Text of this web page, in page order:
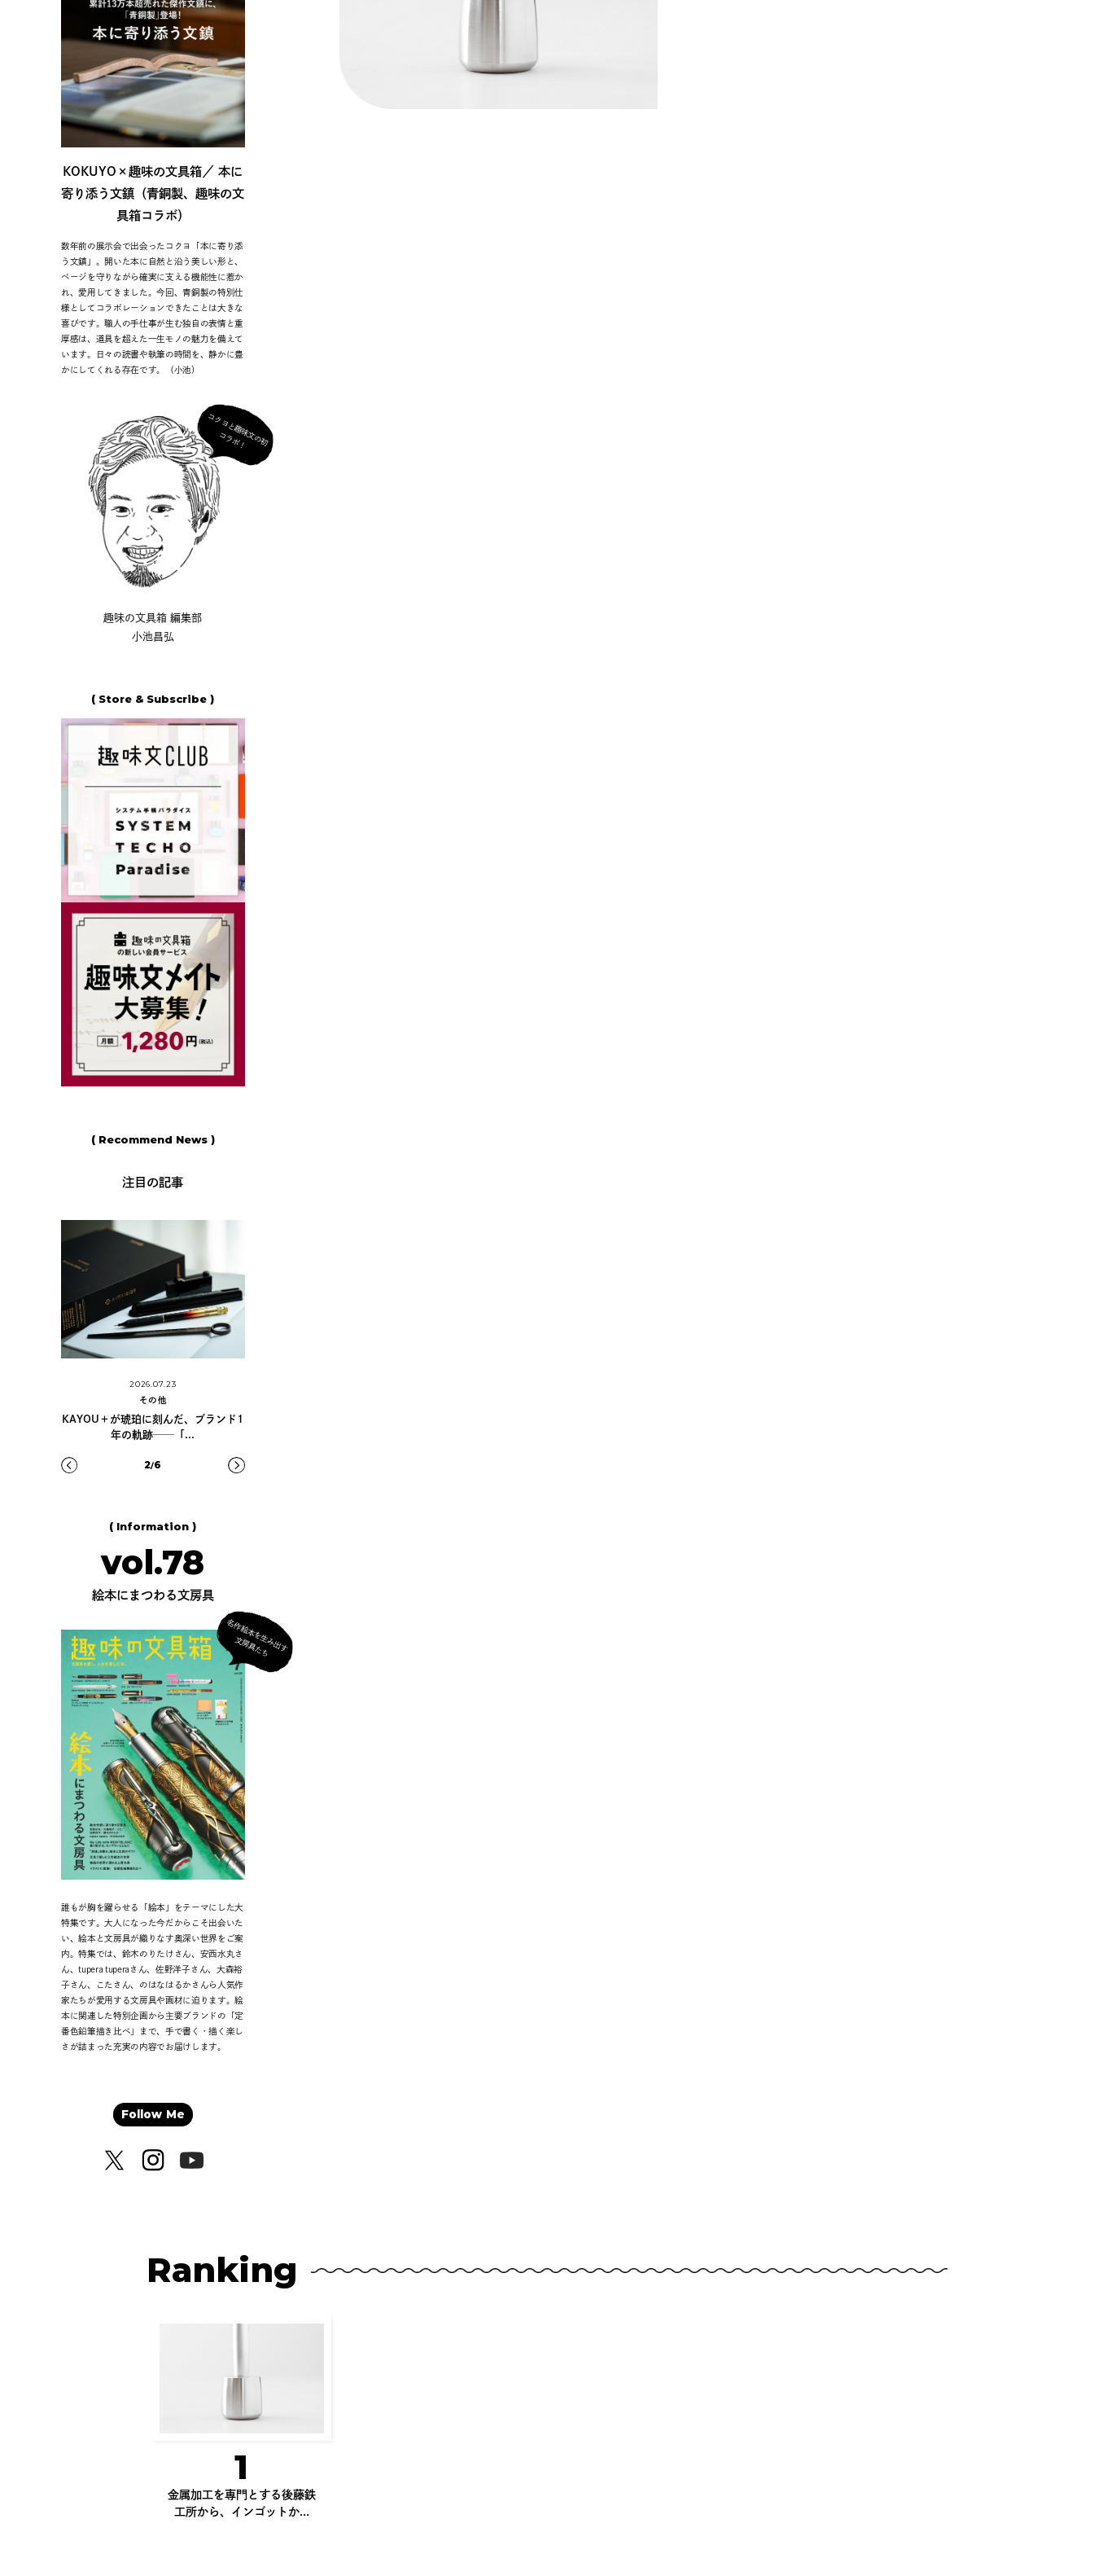
KOKUYO×趣味の文具箱／ 本に
寄り添う文鎮（青銅製、趣味の文
具箱コラボ）
数年前の展示会で出会ったコクヨ「本に寄り添
う文鎮」。開いた本に自然と沿う美しい形と、
ページを守りながら確実に支える機能性に惹か
れ、愛用してきました。今回、青銅製の特別仕
様としてコラボレーションできたことは大きな
喜びです。職人の手仕事が生む独自の表情と重
厚感は、道具を超えた一生モノの魅力を備えて
います。日々の読書や執筆の時間を、静かに豊
かにしてくれる存在です。（小池）
コ
ク
ヨ
と
趣
味
文
の
初
コ
ラ
ボ
！
趣味の文具箱 編集部
小池昌弘
( Store & Subscribe )
( Recommend News )
注目の記事
2026.07.23
その他
KAYOU＋が琥珀に刻んだ、ブランド1
年の軌跡──「...
3/6
( Information )
vol.78
絵本にまつわる文房具
名
作
絵
本
を
生
み
出
す
文
房
具
た
ち
誰もが胸を躍らせる「絵本」をテーマにした大
特集です。大人になった今だからこそ出会いた
い、絵本と文房具が織りなす奥深い世界をご案
内。特集では、鈴木のりたけさん、安西水丸さ
ん、tupera tuperaさん、佐野洋子さん、大森裕
子さん、こたさん、のはなはるかさんら人気作
家たちが愛用する文房具や画材に迫ります。絵
本に関連した特別企画から主要ブランドの「定
番色鉛筆描き比べ」まで、手で書く・描く楽し
さが詰まった充実の内容でお届けします。
Follow Me
Ranking
1
金属加工を専門とする後藤鉄
工所から、インゴットか...